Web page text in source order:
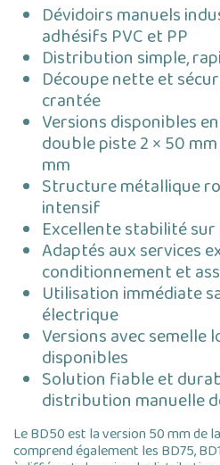
Dévidoirs manuels
adhésifs PVC et PP
Distribution simple,
Découpe nette et
crantée
Versions disponibles
double piste 2 × 50
mm
Structure métallique
intensif
Excellente stabilité
Adaptés aux services
conditionnement et
Utilisation immédiate
électrique
Versions avec semelle
disponibles
Solution fiable et
distribution manuelle
Le BD50 est la version 50 mm de
comprend également les BD75,